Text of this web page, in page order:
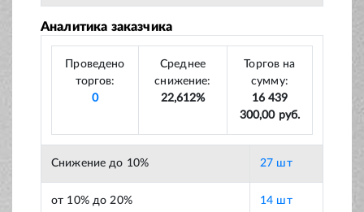
Аналитика заказчика
Проведено
торгов:
0
Среднее
снижение:
22,612%
Торгов на
сумму:
16 439
300,00 руб.
Снижение до 10% 27 шт
от 10% до 20% 14 шт